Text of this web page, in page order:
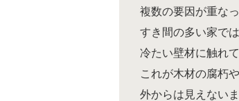
複数の要因が重な
すき間の多い家で
冷たい壁材に触れ
これが木材の腐朽
外からは見えない